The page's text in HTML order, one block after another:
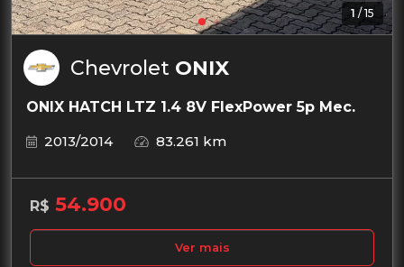
1 / 15
Chevrolet ONIX
ONIX HATCH LTZ 1.4 8V FlexPower 5p Mec.
2013/2014
83.261 km
R$ 54.900
Ver mais